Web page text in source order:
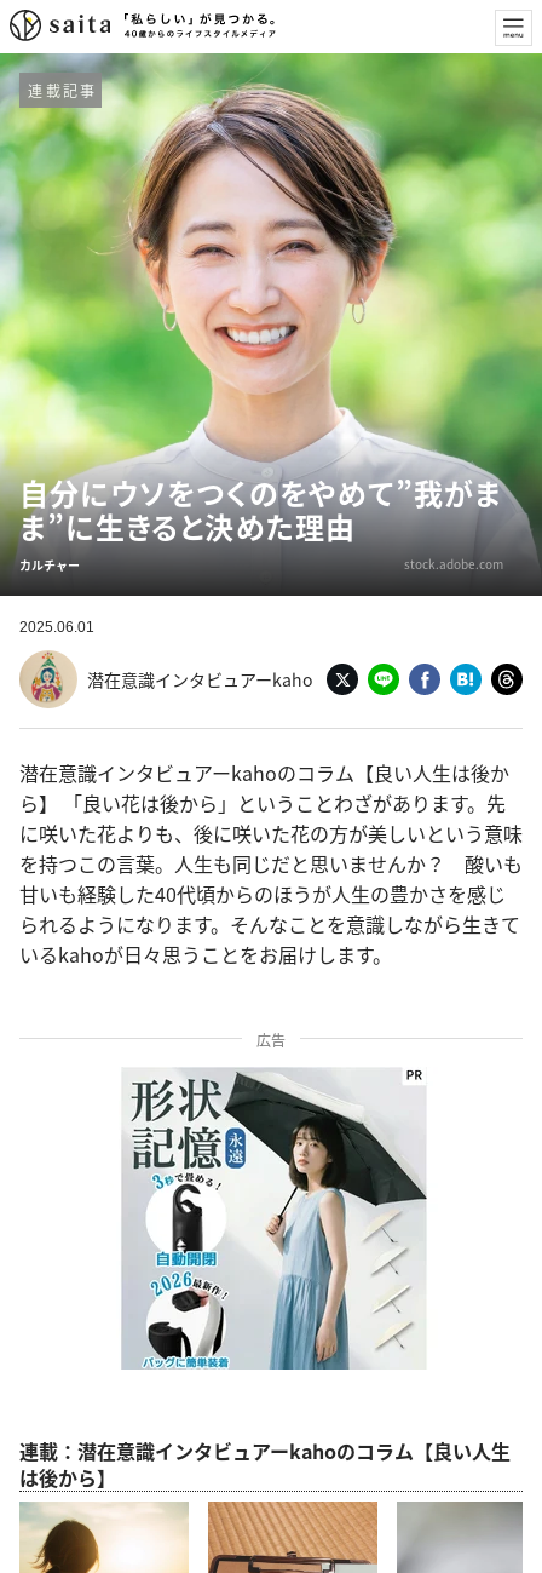
連載記事
自分にウソをつくのをやめて”我がま
ま”に生きると決めた理由
カルチャー stock.adobe.com
2025.06.01
潜在意識インタビュアーkaho
潜在意識インタビュアーkahoのコラム【良い人生は後か
ら】 「良い花は後から」ということわざがあります。先
に咲いた花よりも、後に咲いた花の方が美しいという意味
を持つこの言葉。人生も同じだと思いませんか？ 酸いも
甘いも経験した40代頃からのほうが人生の豊かさを感じ
られるようになります。そんなことを意識しながら生きて
いるkahoが日々思うことをお届けします。
広告
連載：潜在意識インタビュアーkahoのコラム【良い人生
は後から】